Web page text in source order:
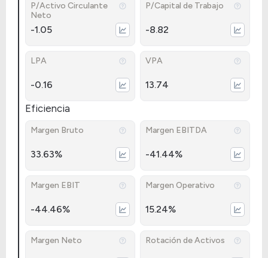
P/Activo Circulante
Neto
-1.05
P/Capital de Trabajo
-8.82
LPA
-0.16
VPA
13.74
Eficiencia
Margen Bruto
33.63%
Margen EBITDA
-41.44%
Margen EBIT
-44.46%
Margen Operativo
15.24%
Margen Neto Rotación de Activos